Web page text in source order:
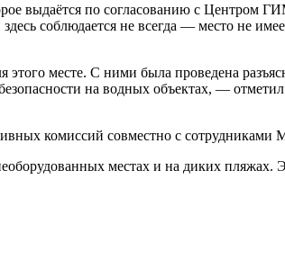
выдаётся по согласованию с Центром
соблюдается не всегда — место не
месте. С ними была проведена
на водных объектах, —
комиссий совместно с сотрудниками
местах и на диких пляжах.